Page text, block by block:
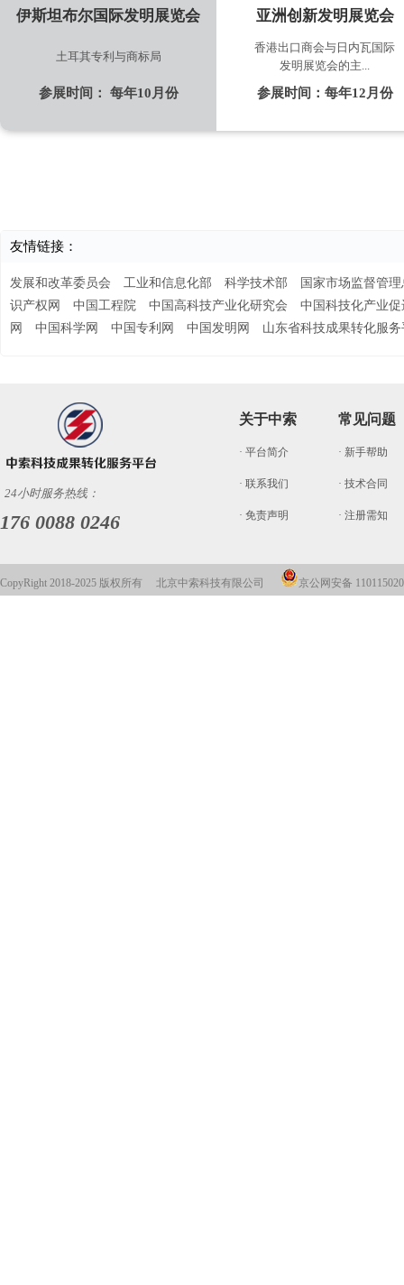
伊斯坦布尔国际发明展览会
土耳其专利与商标局
参展时间： 每年10月份
亚洲创新发明展览会
香港出口商会与日内瓦国际
发明展览会的主...
参展时间： 每年12月份
友情链接：
发展和改革委员会 工业和信息化部 科学技术部
国家市场监督管
识产权网
中国工程院 中国高科技产业化研究会
中国科技化产业促
网
中国科学网 中国专利网 中国发明网 山东省科技成果转化服务
24小时服务热线：
176 0088 0246
关于中索
· 平台简介
· 联系我们
· 免责声明
常见问题
· 新手帮助
· 技术合同
· 注册需知
CopyRight 2018-2025 版权所有 北京中索科技有限公司 京公网安备